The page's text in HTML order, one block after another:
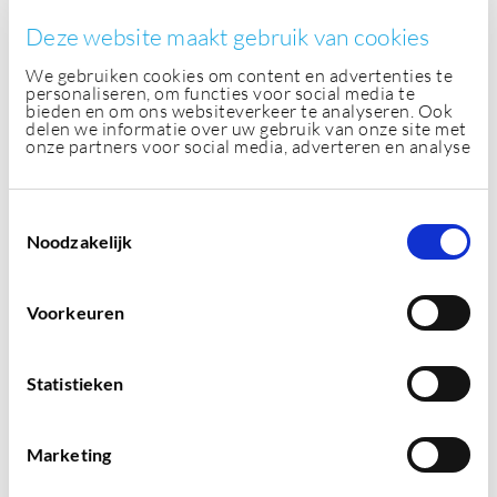
Deze website maakt gebruik van cookies
We gebruiken cookies om content en advertenties te
personaliseren, om functies voor social media te
bieden en om ons websiteverkeer te analyseren. Ook
delen we informatie over uw gebruik van onze site met
onze partners voor social media, adverteren en analyse
Noodzakelijk
Voorkeuren
Statistieken
Marketing
werkt
Het overbrengen van een boodschap
gaat verder dan een goed verhaal. De
professionaliteit wordt grotendeels
indirect bepaald door vorm en beeld.
consistent wordt toegepast over alle
kanalen. Vormgeving gaat voor je